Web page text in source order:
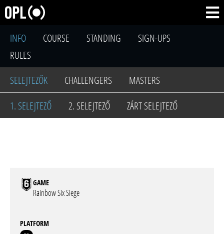
INFO COURSE STANDING
SIGN-UPS
RULES
SELEJTEZŐK
CHALLENGERS
MASTERS
1. SELEJTEZŐ
2. SELEJTEZŐ ZÁRT SELEJTEZŐ
GAME
Rainbow Six Siege
PLATFORM